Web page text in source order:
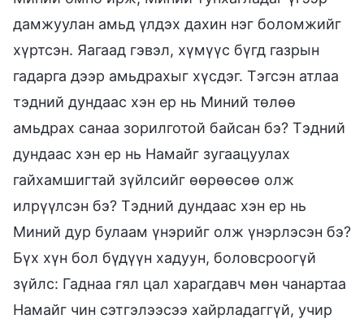
дамжуулан амьд үлдэх дахин нэг боломжийг
хүртсэн. Яагаад гэвэл, хүмүүс бүгд газрын
гадарга дээр амьдрахыг хүсдэг. Тэгсэн атлаа
тэдний дундаас хэн ер нь Миний төлөө
амьдрах санаа зорилготой байсан бэ? Тэдний
дундаас хэн ер нь Намайг зугаацуулах
гайхамшигтай зүйлсийг өөрөөсөө олж
илрүүлсэн бэ? Тэдний дундаас хэн ер нь
Миний дур булаам үнэрийг олж үнэрлэсэн бэ?
Бүх хүн бол бүдүүн хадуун, боловсроогүй
зүйлс: Гаднаа гял цал харагдавч мөн чанартаа
Намайг чин сэтгэлээсээ хайрладаггүй, учир